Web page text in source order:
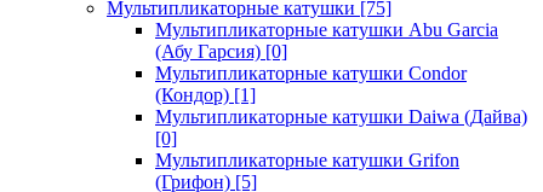
Мультипликаторные катушки [75]
Мультипликаторные катушки Abu Garcia
(Абу Гарсия) [0]
Мультипликаторные катушки Condor
(Кондор) [1]
Мультипликаторные катушки Daiwa (Дайва)
[0]
Мультипликаторные катушки Grifon
(Грифон) [5]